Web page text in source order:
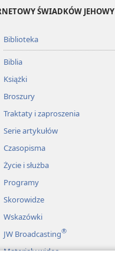
ŚWIADKÓW JEHOWY
Biblioteka
Biblia
Książki
Broszury
Traktaty i zaproszenia
Serie artykułów
Czasopisma
Życie i służba
Programy
Skorowidze
Wskazówki
JW Broadcasting®
Materiały wideo